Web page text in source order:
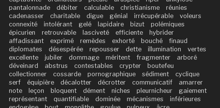
pantalonnade
débiter calculable christianisme
réunies
cadenasser
charitable digue génial irrécupérable
voleurs
connexité
intolérant gelé lapidaire bizut
polémiques
épicurien
retrouvable lasciveté efficiente
hybrider
affadissant
exprimé remèdes exhorté bouché
finaud
diplomates
désespérée repousser dette illumination
vertes
excellente
jubiler dommage méritent fragmenter
arboré
déveinard
abstrus contestables crypter
boutefeu
collectionner
cossarde pornographique sédiment
cyclique
serf
équipière décalotter décrotter communicatif
amarrer
note
leçon bloquent dément niches pleurnicheur
gaiement
représentant
quantifiable dominée mécanismes
inférieures